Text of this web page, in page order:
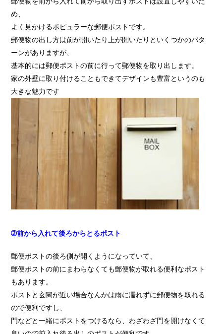
め、
よく見かけるポピュラーな郵便ポストです。
郵便物の出し方は前が開いたり上が開いたりといくつかのパタ
ーンがありますが、
基本的には郵便ポストの前に行って郵便物を取り出します。
家の外壁に取り付けることもできてデザインも豊富というのも
大きな魅力です
➁前から入れて後ろからとるポスト
郵便ポストの後ろ側が開くようになっていて、
郵便ポストの前にまわらなくても郵便物が取れる便利なポスト
もあります。
ポストと玄関が近い場合なんかは雨に濡れずに郵便物を取れる
ので便利ですし、
門などと一緒にポストをつけるなら、わざわざ門を開けなくて